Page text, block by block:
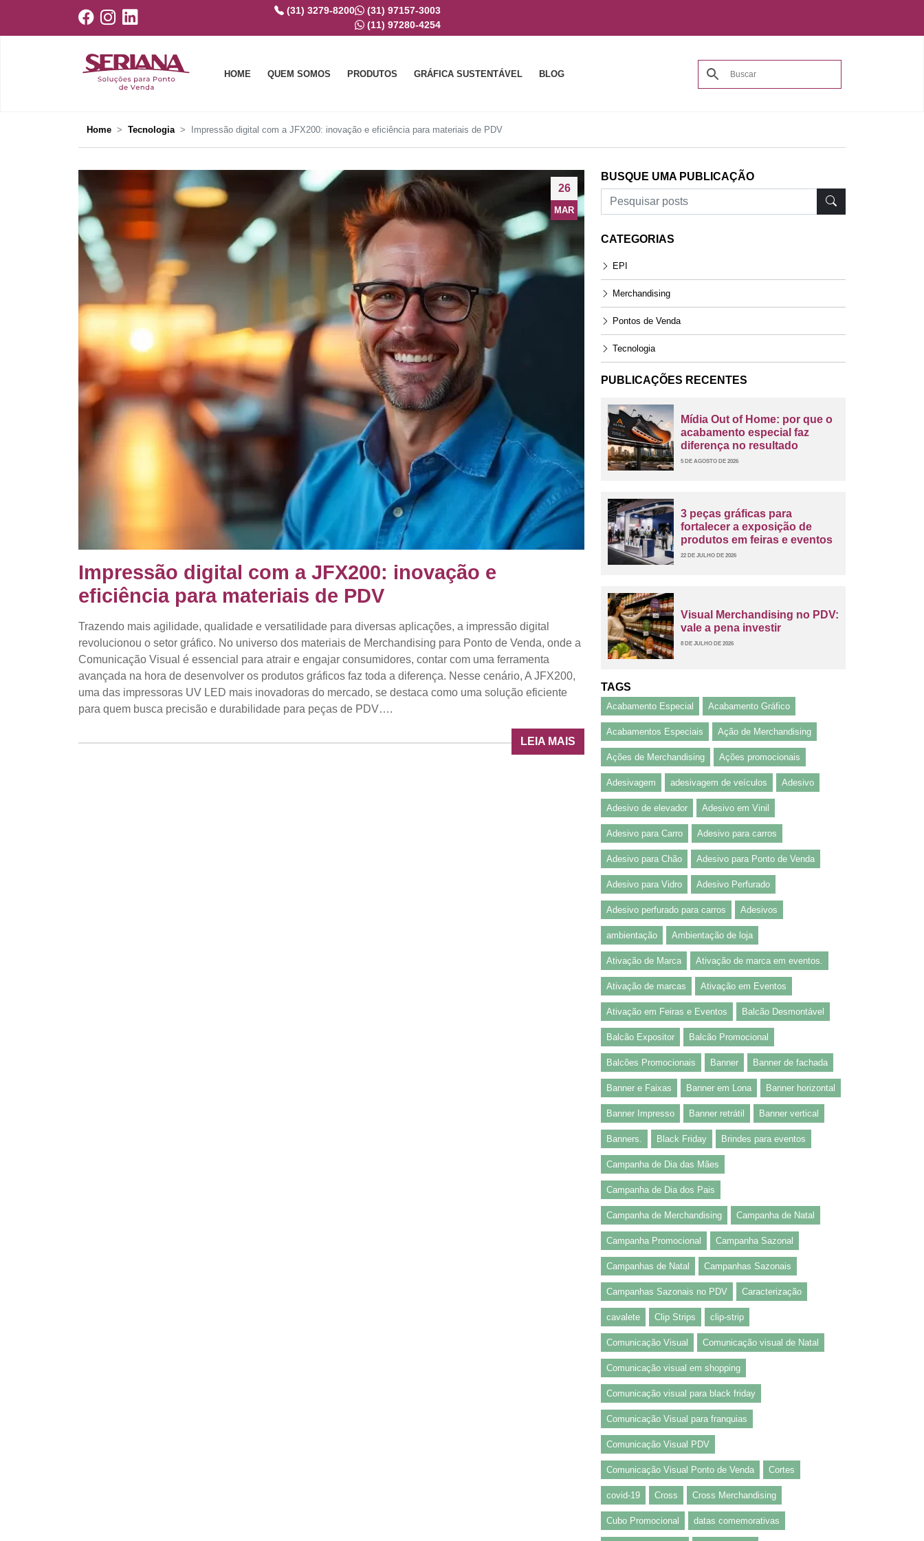
(31) 3279-8200
(31) 97157-3003
(11) 97280-4254
HOME QUEM SOMOS PRODUTOS GRÁFICA SUSTENTÁVEL BLOG
Home Tecnologia Impressão digital com a JFX200: inovação e eficiência para materiais de PDV
26
MAR
Impressão digital com a JFX200: inovação e
eficiência para materiais de PDV
Trazendo mais agilidade, qualidade e versatilidade para diversas aplicações, a impressão digital
revolucionou o setor gráfico. No universo dos materiais de Merchandising para Ponto de Venda, onde a
Comunicação Visual é essencial para atrair e engajar consumidores, contar com uma ferramenta
avançada na hora de desenvolver os produtos gráficos faz toda a diferença. Nesse cenário, A JFX200,
uma das impressoras UV LED mais inovadoras do mercado, se destaca como uma solução eficiente
para quem busca precisão e durabilidade para peças de PDV….
LEIA MAIS
BUSQUE UMA PUBLICAÇÃO
CATEGORIAS
EPI
Merchandising
Pontos de Venda
Tecnologia
PUBLICAÇÕES RECENTES
Mídia Out of Home: por que o
acabamento especial faz
diferença no resultado
5 DE AGOSTO DE 2026
3 peças gráficas para
fortalecer a exposição de
produtos em feiras e eventos
22 DE JULHO DE 2026
Visual Merchandising no PDV:
vale a pena investir
8 DE JULHO DE 2026
TAGS
Acabamento Especial Acabamento Gráfico
Acabamentos Especiais Ação de Merchandising
Ações de Merchandising Ações promocionais
Adesivagem adesivagem de veículos Adesivo
Adesivo de elevador Adesivo em Vinil
Adesivo para Carro Adesivo para carros
Adesivo para Chão Adesivo para Ponto de Venda
Adesivo para Vidro Adesivo Perfurado
Adesivo perfurado para carros Adesivos
ambientação Ambientação de loja
Ativação de Marca Ativação de marca em eventos.
Ativação de marcas Ativação em Eventos
Ativação em Feiras e Eventos Balcão Desmontável
Balcão Expositor Balcão Promocional
Balcões Promocionais Banner Banner de fachada
Banner e Faixas Banner em Lona Banner horizontal
Banner Impresso Banner retrátil Banner vertical
Banners. Black Friday Brindes para eventos
Campanha de Dia das Mães
Campanha de Dia dos Pais
Campanha de Merchandising Campanha de Natal
Campanha Promocional Campanha Sazonal
Campanhas de Natal Campanhas Sazonais
Campanhas Sazonais no PDV Caracterização
cavalete Clip Strips clip-strip
Comunicação Visual Comunicação visual de Natal
Comunicação visual em shopping
Comunicação visual para black friday
Comunicação Visual para franquias
Comunicação Visual PDV
Comunicação Visual Ponto de Venda Cortes
covid-19 Cross Cross Merchandising
Cubo Promocional datas comemorativas